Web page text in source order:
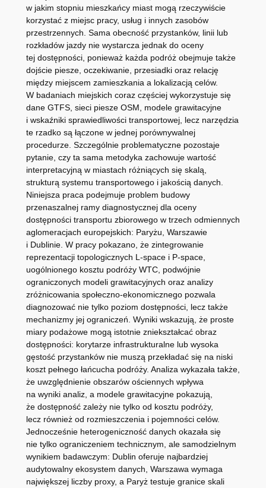
w jakim stopniu mieszkańcy miast mogą rzeczywiście
korzystać z miejsc pracy, usług i innych zasobów
przestrzennych. Sama obecność przystanków, linii lub
rozkładów jazdy nie wystarcza jednak do oceny
tej dostępności, ponieważ każda podróż obejmuje także
dojście piesze, oczekiwanie, przesiadki oraz relację
między miejscem zamieszkania a lokalizacją celów.
W badaniach miejskich coraz częściej wykorzystuje się
dane GTFS, sieci piesze OSM, modele grawitacyjne
i wskaźniki sprawiedliwości transportowej, lecz narzędzia
te rzadko są łączone w jednej porównywalnej
procedurze. Szczególnie problematyczne pozostaje
pytanie, czy ta sama metodyka zachowuje wartość
interpretacyjną w miastach różniących się skalą,
strukturą systemu transportowego i jakością danych.
Niniejsza praca podejmuje problem budowy
przenaszalnej ramy diagnostycznej dla oceny
dostępności transportu zbiorowego w trzech odmiennych
aglomeracjach europejskich: Paryżu, Warszawie
i Dublinie. W pracy pokazano, że zintegrowanie
reprezentacji topologicznych L-space i P-space,
uogólnionego kosztu podróży WTC, podwójnie
ograniczonych modeli grawitacyjnych oraz analizy
zróżnicowania społeczno-ekonomicznego pozwala
diagnozować nie tylko poziom dostępności, lecz także
mechanizmy jej ograniczeń. Wyniki wskazują, że proste
miary podażowe mogą istotnie zniekształcać obraz
dostępności: korytarze infrastrukturalne lub wysoka
gęstość przystanków nie muszą przekładać się na niski
koszt pełnego łańcucha podróży. Analiza wykazała także,
że uwzględnienie obszarów ościennych wpływa
na wyniki analiz, a modele grawitacyjne pokazują,
że dostępność zależy nie tylko od kosztu podróży,
lecz również od rozmieszczenia i pojemności celów.
Jednocześnie heterogeniczność danych okazała się
nie tylko ograniczeniem technicznym, ale samodzielnym
wynikiem badawczym: Dublin oferuje najbardziej
audytowalny ekosystem danych, Warszawa wymaga
największej liczby proxy, a Paryż testuje granice skali